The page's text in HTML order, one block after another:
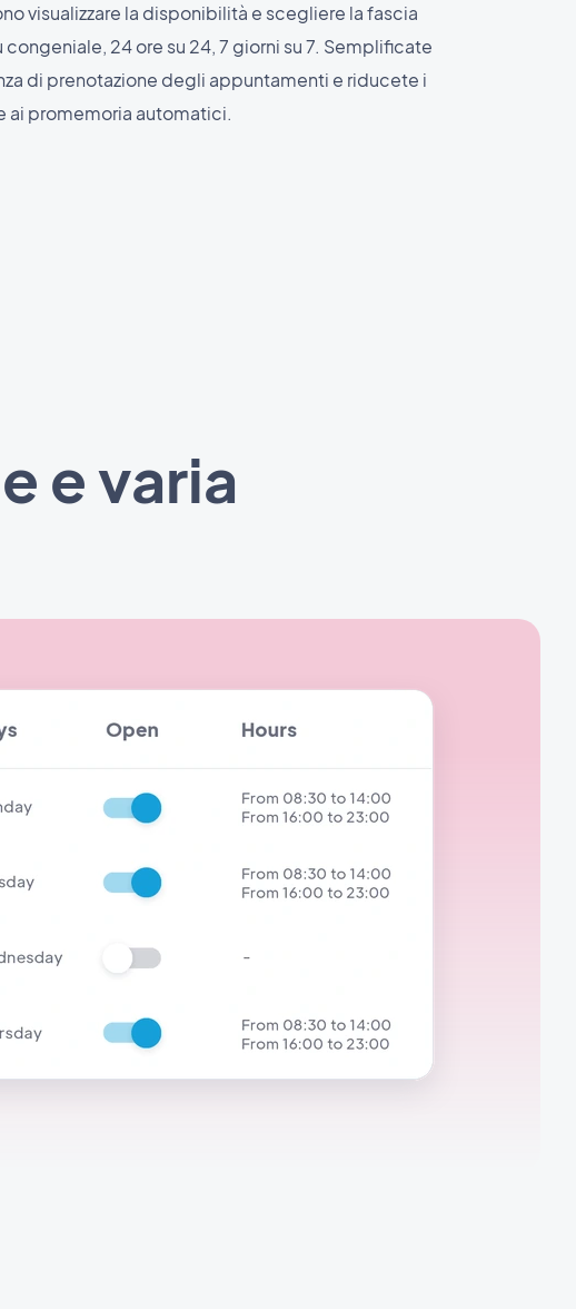
visualizzare la disponibilità e scegliere la fascia
congeniale, 24 ore su 24, 7 giorni su 7. Semplificate
di prenotazione degli appuntamenti e riducete i
ai promemoria automatici.
e varia